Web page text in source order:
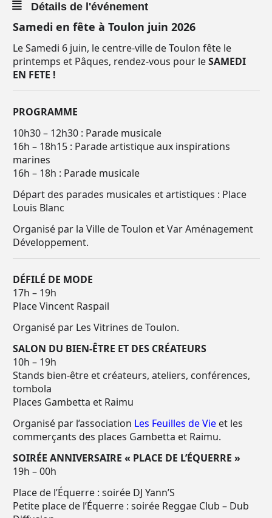
Détails de l'événement
Samedi en fête à Toulon juin 2026
Le Samedi 6 juin, le centre-ville de Toulon fête le
printemps et Pâques, rendez-vous pour leSAMEDI
EN FETE !
PROGRAMME
10h30 – 12h30 : Parade musicale
16h – 18h15 : Parade artistique aux inspirations
marines
16h – 18h : Parade musicale
Départ des parades musicales et artistiques : Place
Louis Blanc
Organisé par la Ville de Toulon et Var Aménagement
Développement.
DÉFILÉ DE MODE
17h – 19h
Place Vincent Raspail
Organisé par Les Vitrines de Toulon.
SALON DU BIEN-ÊTRE ET DES CRÉATEURS
10h – 19h
Stands bien-être et créateurs, ateliers, conférences,
tombola
Places Gambetta et Raimu
Organisé par l’association Les Feuilles de Vie et les
commerçants des places Gambetta et Raimu.
SOIRÉE ANNIVERSAIRE « PLACE DE L’ÉQUERRE »
19h – 00h
Place de l’Équerre : soirée DJ Yann’S
Petite place de l’Équerre : soirée Reggae Club – Dub